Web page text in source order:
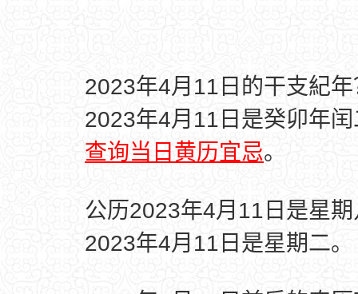
2023年4月11日的干支紀年
2023年4月11日是癸卯年
查询当日黄历宜忌。
公历2023年4月11日是星
2023年4月11日是星期二。